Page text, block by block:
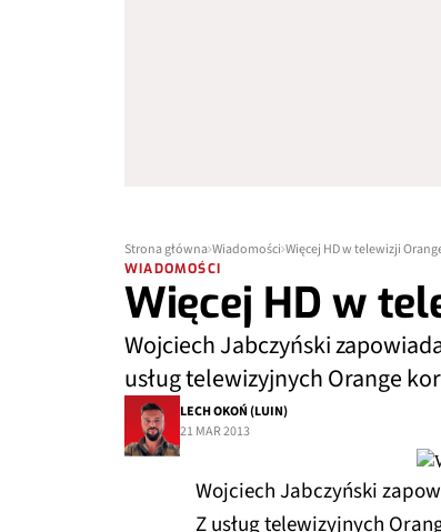
Strona główna Wiadomości Więcej HD w telewizji
WIADOMOŚCI
Więcej HD w
Wojciech Jabczyński
usług telewizyjnych Orange
LECH OKOŃ (LUIN)
21 MAR 2013
Wojciech Jabczyński
Z usług telewizyjnych